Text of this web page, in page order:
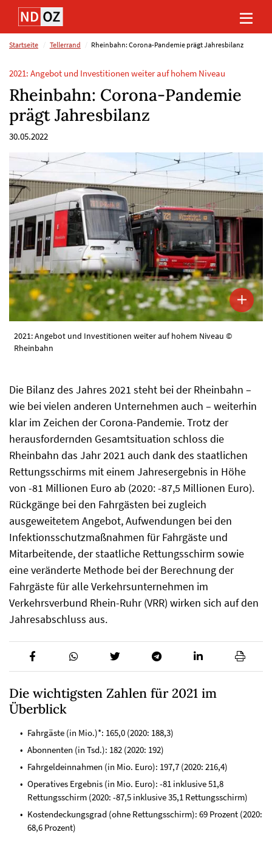
Direkt
Inhalt
(Eingabetaste)
Direkt
Hauptmenu
(Eingabetaste)
Direkt
Suche
(Eingabetaste)
Direkt
Footer
(Eingabetaste)
Startseite Tellerrand Rheinbahn: Corona-Pandemie prägt Jahresbilanz
2021: Angebot und Investitionen weiter auf hohem Niveau
Rheinbahn: Corona-Pandemie
prägt Jahresbilanz
30.05.2022
2021: Angebot und Investitionen weiter auf hohem Niveau ©
Rheinbahn
Die Bilanz des Jahres 2021 steht bei der Rheinbahn –
wie bei vielen anderen Unternehmen auch – weiterhin
klar im Zeichen der Corona-Pandemie. Trotz der
herausfordernden Gesamtsituation schloss die
Rheinbahn das Jahr 2021 auch dank des staatlichen
Rettungsschirms mit einem Jahresergebnis in Höhe
von -81 Millionen Euro ab (2020: -87,5 Millionen Euro).
Rückgänge bei den Fahrgästen bei zugleich
ausgeweitetem Angebot, Aufwendungen bei den
Infektionsschutzmaßnahmen für Fahrgäste und
Mitarbeitende, der staatliche Rettungsschirm sowie
eine veränderte Methode bei der Berechnung der
Fahrgäste für alle Verkehrsunternehmen im
Verkehrsverbund Rhein-Ruhr (VRR) wirken sich auf den
Jahresabschluss aus.
Die wichtigsten Zahlen für 2021 im
Überblick
Fahrgäste (in Mio.)*: 165,0 (2020: 188,3)
Abonnenten (in Tsd.): 182 (2020: 192)
Fahrgeldeinnahmen (in Mio. Euro): 197,7 (2020: 216,4)
Operatives Ergebnis (in Mio. Euro): -81 inklusive 51,8
Rettungsschirm (2020: -87,5 inklusive 35,1 Rettungsschirm)
Kostendeckungsgrad (ohne Rettungsschirm): 69 Prozent (2020:
68,6 Prozent)